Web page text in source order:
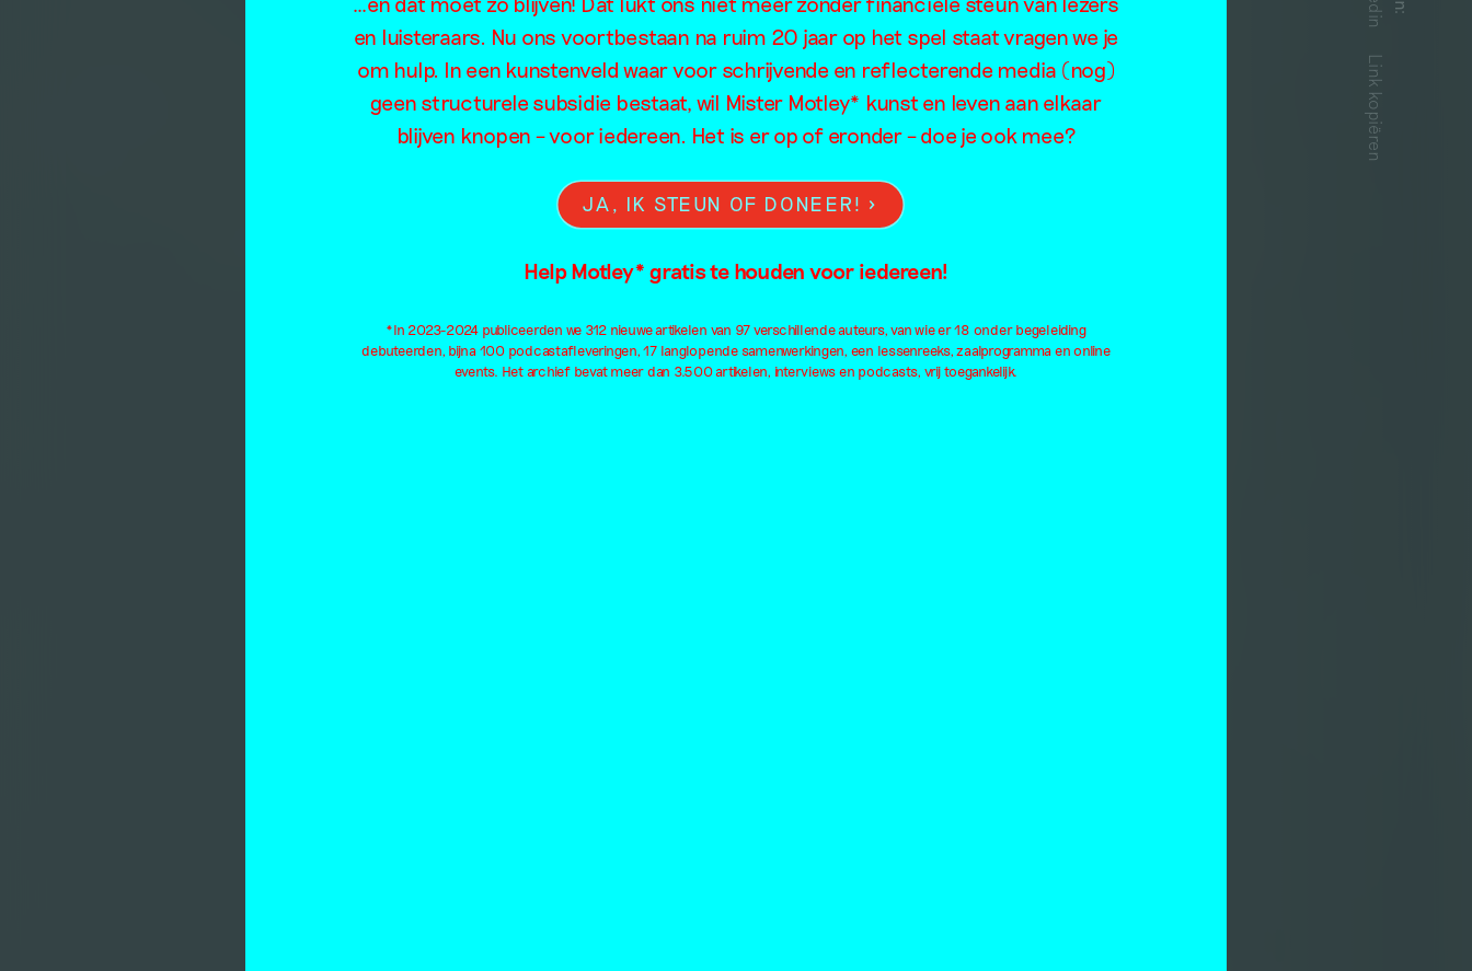
en luisteraars. Nu ons voortbestaan na ruim 20 jaar op het spel staat vragen we je
om hulp. In een kunstenveld waar voor schrijvende en reflecterende media (nog)
geen structurele subsidie bestaat, wil Mister Motley* kunst en leven aan elkaar
blijven knopen – voor iedereen. Het is er op of eronder – doe je ook mee?
JA, IK STEUN OF DONEER!
Help Motley* gratis te houden voor iedereen!
*In 2023-2024 publiceerden we 312 nieuwe artikelen van 97 verschillende auteurs, van wie er 18 onder begeleiding
debuteerden, bijna 100 podcastafleveringen, 17 langlopende samenwerkingen, een lessenreeks, zaalprogramma en online
events. Het archief bevat meer dan 3.500 artikelen, interviews en podcasts, vrij toegankelijk.
schildert het
onbevattelijke
:
Link kopiëren